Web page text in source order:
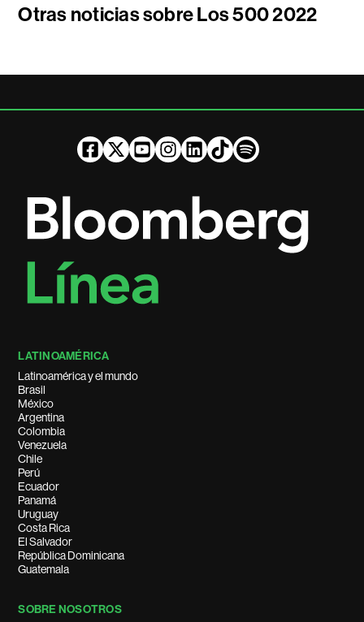
Otras noticias sobre Los 500 2022
LATINOAMÉRICA
Latinoamérica y el mundo
Brasil
México
Argentina
Colombia
Venezuela
Chile
Perú
Ecuador
Panamá
Uruguay
Costa Rica
El Salvador
República Dominicana
Guatemala
SOBRE NOSOTROS